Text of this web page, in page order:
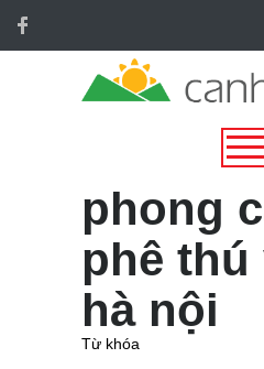
phong
phê
hà nội
Từ khóa